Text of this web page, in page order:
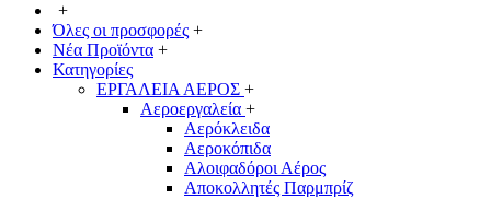
+
Όλες οι προσφορές +
Νέα Προϊόντα +
Κατηγορίες
ΕΡΓΑΛΕΙΑ ΑΕΡΟΣ +
Αεροεργαλεία +
Αερόκλειδα
Αεροκόπιδα
Αλοιφαδόροι Αέρος
Αποκολλητές Παρμπρίζ